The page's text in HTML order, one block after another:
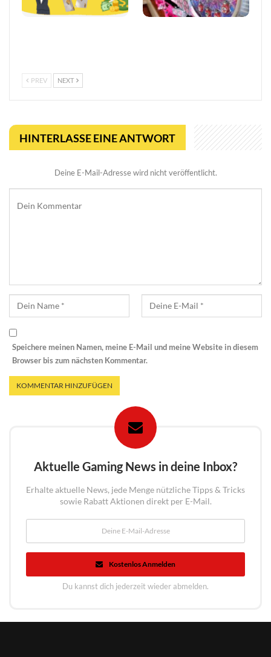
PREV NEXT
HINTERLASSE EINE ANTWORT
Deine E-Mail-Adresse wird nicht veröffentlicht.
Speichere meinen Namen, meine E-Mail und meine Website in diesem
Browser bis zum nächsten Kommentar.
Aktuelle Gaming News in deine Inbox?
Erhalte aktuelle News, jede Menge nützliche Tipps & Tricks
sowie Rabatt Aktionen direkt per E-Mail.
Kostenlos Anmelden
Du kannst dich jederzeit wieder abmelden.